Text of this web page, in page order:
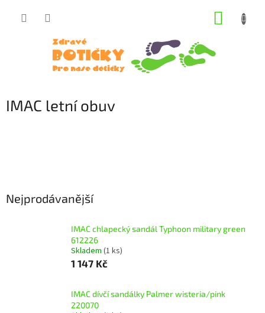
IMAC letní obuv
Nejprodávanější
IMAC chlapecký sandál Typhoon military green
612226
Skladem (1 ks)
1 147 Kč
IMAC dívčí sandálky Palmer wisteria/pink
220070